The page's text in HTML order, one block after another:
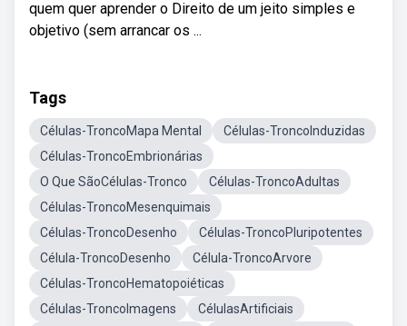
quem quer aprender o Direito de um jeito simples e
objetivo (sem arrancar os ...
Tags
Células-TroncoMapa Mental
Células-TroncoInduzidas
Células-TroncoEmbrionárias
O Que SãoCélulas-Tronco
Células-TroncoAdultas
Células-TroncoMesenquimais
Células-TroncoDesenho
Células-TroncoPluripotentes
Célula-TroncoDesenho
Célula-TroncoArvore
Células-TroncoHematopoiéticas
Células-TroncoImagens
CélulasArtificiais